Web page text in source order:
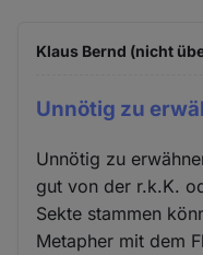
Klaus Bernd (nicht
Unnötig zu
Unnötig zu
gut von der r.k.K.
Sekte stammen
Metapher mit dem